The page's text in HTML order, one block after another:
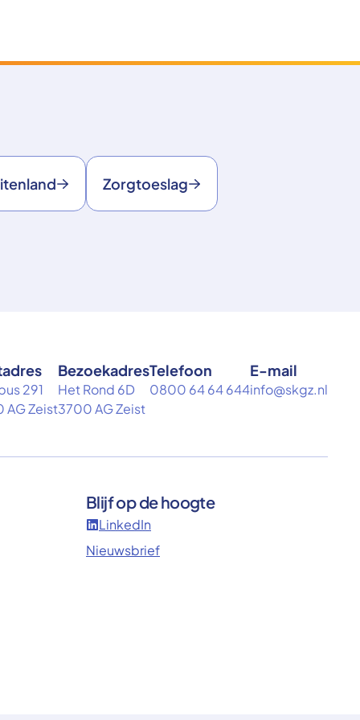
Zorgtoeslag
291
AG Zeist
Bezoekadres
Het Rond 6D
3700 AG Zeist
Telefoon
0800 64 64 644
E-mail
info@skgz.nl
Blijf op de hoogte
LinkedIn
Nieuwsbrief